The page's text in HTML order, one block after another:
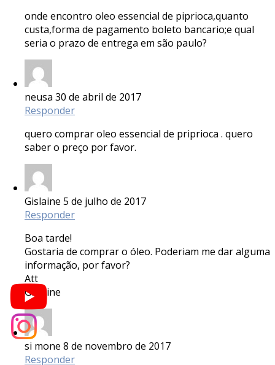
onde encontro oleo essencial de piprioca,quanto
custa,forma de pagamento boleto bancario;e qual
seria o prazo de entrega em são paulo?
neusa 30 de abril de 2017
Responder
quero comprar oleo essencial de priprioca . quero
saber o preço por favor.
Gislaine 5 de julho de 2017
Responder
Boa tarde!
Gostaria de comprar o óleo. Poderiam me dar alguma
informação, por favor?
Att
Gislaine
si mone 8 de novembro de 2017
Responder